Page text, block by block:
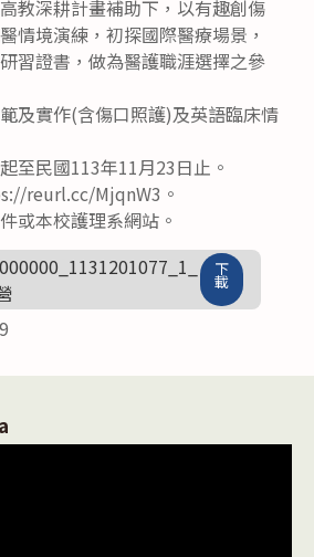
教深耕計畫補助下，以有趣創傷
情境演練，初探國際醫療場景，
習證書，做為醫護職涯選擇之參
及實作(含傷口照護)及英語臨床情
至民國113年11月23日止。
reurl.cc/MjqnW3。
或本校護理系網站。
下
載